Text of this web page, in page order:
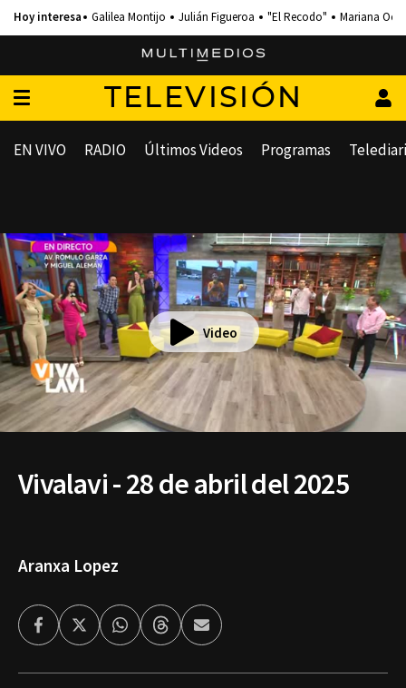
Galilea Montijo Julián Figueroa "El Recodo" Mariana
TELEVISIÓN
EN VIVO RADIO Últimos Videos Programas
Video
Vivalavi - 28 de abril del 2025
Aranxa Lopez
FacebookTwitterWhatsappThreadsEnviar
por